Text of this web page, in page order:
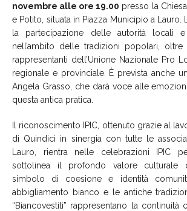
novembre alle ore 19.00 presso la
e Potito, situata in Piazza Municipio a Lauro.
la partecipazione delle autorità locali
nell’ambito delle tradizioni popolari,
rappresentanti dell’Unione Nazionale Pro
regionale e provinciale. È prevista anche
Angela Grasso, che darà voce alle
questa antica pratica.
Il riconoscimento IPIC, ottenuto grazie al
di Quindici in sinergia con tutte le
Lauro, rientra nelle celebrazioni IPIC
sottolinea il profondo valore culturale
simbolo di coesione e identità
abbigliamento bianco e le antiche
“Biancovestiti” rappresentano la